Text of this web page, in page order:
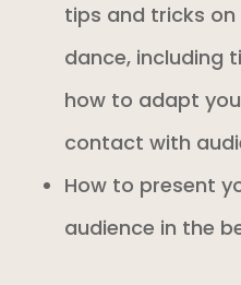
tips and tricks
dance, including
how to adapt
contact with
How to present
audience in the